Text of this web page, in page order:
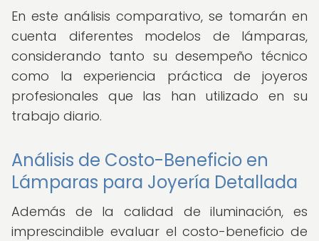
En este análisis comparativo, se tomarán en
cuenta diferentes modelos de lámparas,
considerando tanto su desempeño técnico
como la experiencia práctica de joyeros
profesionales que las han utilizado en su
trabajo diario.
Análisis de Costo-Beneficio en
Lámparas para Joyería Detallada
Además de la calidad de iluminación, es
imprescindible evaluar el costo-beneficio de